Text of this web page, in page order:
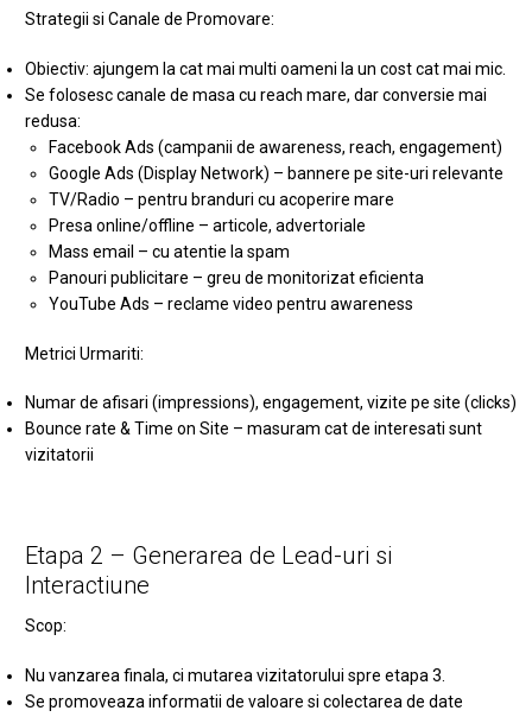
Strategii si Canale de Promovare:
Obiectiv: ajungem la cat mai multi oameni la un cost cat mai mic.
Se folosesc canale de masa cu reach mare, dar conversie mai
redusa:
Facebook Ads (campanii de awareness, reach, engagement)
Google Ads (Display Network) – bannere pe site-uri relevante
TV/Radio – pentru branduri cu acoperire mare
Presa online/offline – articole, advertoriale
Mass email – cu atentie la spam
Panouri publicitare – greu de monitorizat eficienta
YouTube Ads – reclame video pentru awareness
Metrici Urmariti:
Numar de afisari (impressions), engagement, vizite pe site (clicks)
Bounce rate & Time on Site – masuram cat de interesati sunt
vizitatorii
Etapa 2 – Generarea de Lead-uri si
Interactiune
Scop:
Nu vanzarea finala, ci mutarea vizitatorului spre etapa 3.
Se promoveaza informatii de valoare si colectarea de date